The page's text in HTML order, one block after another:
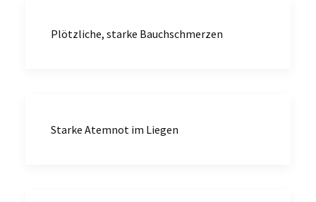
Plötzliche, starke Bauchschmerzen
Starke Atemnot im Liegen